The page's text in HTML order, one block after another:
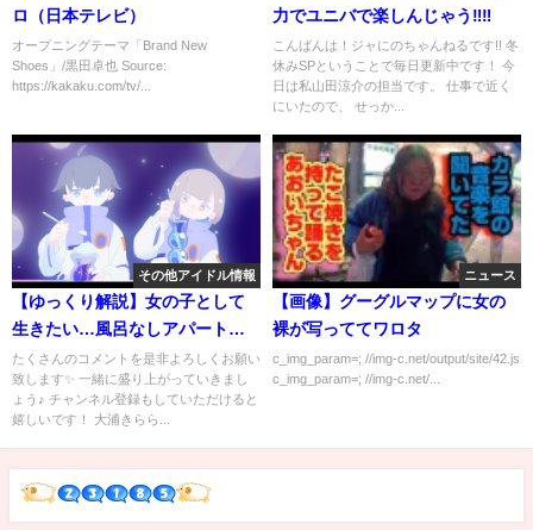
ロ（日本テレビ）
オープニングテーマ「Brand New
Shoes」/黒田卓也 Source:
https://kakaku.com/tv/...
力でユニバで楽しんじゃう‼️‼️
こんばんは！ジャにのちゃんねるです!! 冬
休みSPということで毎日更新中です！ 今
日は私山田涼介の担当です。 仕事で近く
にいたので、 せっか...
その他アイドル情報
【ゆっくり解説】女の子として
生きたい…風呂なしアパートで
借金生活をした苦労人『～しっ
くりくる生き方～』大浦きらら
さんをゆっくり解説【ザノンフ
たくさんのコメントを是非よろしくお願い
致します✨ 一緒に盛り上がっていきまし
ょう♪ チャンネル登録もしていただけると
嬉しいです！ 大浦きらら...
ニュース
【画像】グーグルマップに女の
裸が写っててワロタ
c_img_param=; //img-c.net/output/site/42.js
c_img_param=; //img-c.net/...